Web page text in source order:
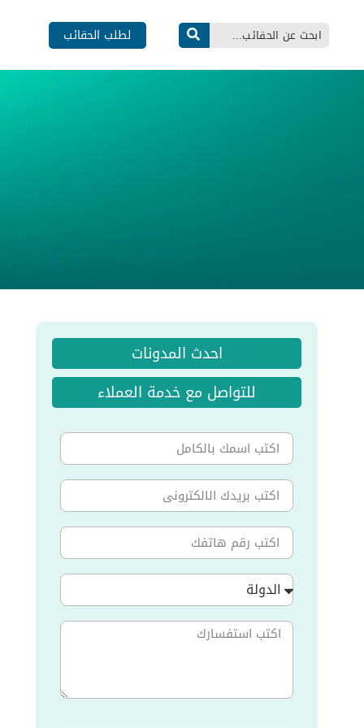
لطلب الحقائب
احدث المدونات
للتواصل مع خدمة العملاء
الدولة